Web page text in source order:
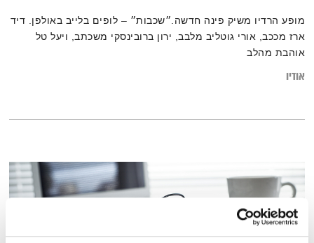
מופע הרדיו משיק פינה חדשה.״שכבות״ – לופים בלייב באולפן. דיד
ארז מככב, אורי גוטליב מלבב, ירון ברובינסקי משכתב, ויעל טל
אוהבת מהלב
אודיו